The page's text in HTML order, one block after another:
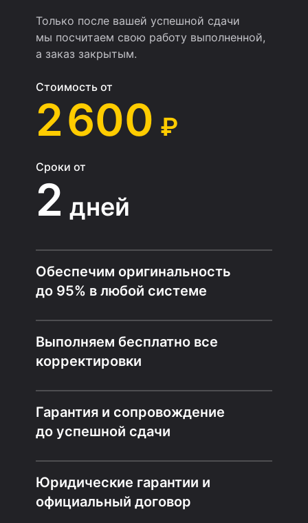
Только после вашей успешной сдачи
мы посчитаем свою работу выполненной,
а заказ закрытым.
Стоимость от
2 600 ₽
Сроки от
2 дней
Обеспечим оригинальность
до 95% в любой системе
Выполняем бесплатно все
корректировки
Гарантия и сопровождение
до успешной сдачи
Юридические гарантии и
официальный договор